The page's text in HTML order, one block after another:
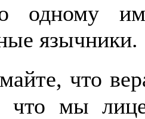
одному
язычники.
что
что мы